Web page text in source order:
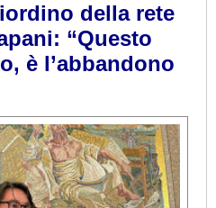
della rete
“Questo
è l’abbandono